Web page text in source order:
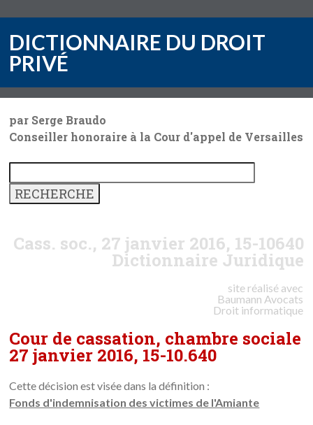
DICTIONNAIRE DU DROIT
PRIVÉ
par Serge Braudo
Conseiller honoraire à la Cour d'appel de Versailles
Cass. soc., 27 janvier 2016, 15-10640
Dictionnaire Juridique
site réalisé avec
Baumann Avocats
Droit informatique
Cour de cassation, chambre sociale
27 janvier 2016, 15-10.640
Cette décision est visée dans la définition :
Fonds d'indemnisation des victimes de l'Amiante